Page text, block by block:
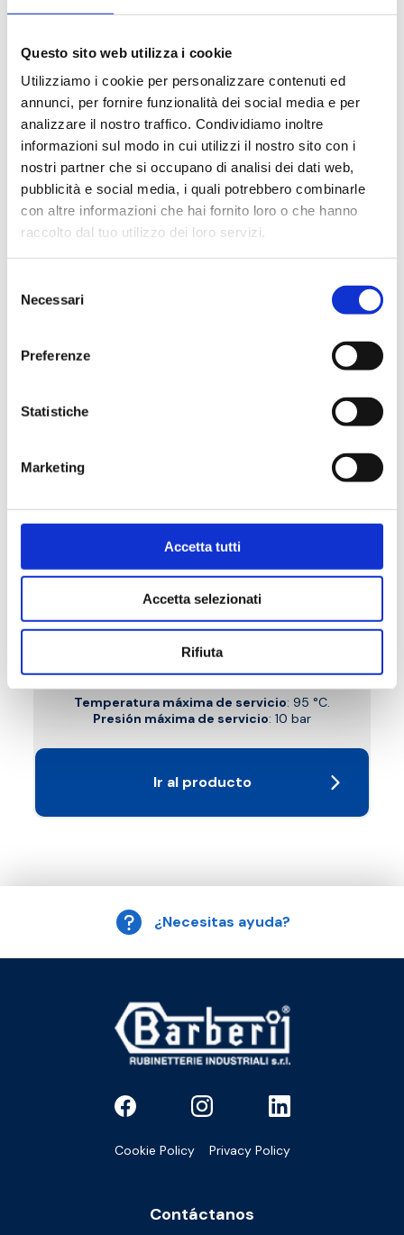
Questo sito web utilizza i cookie
Utilizziamo i cookie per personalizzare contenuti ed
annunci, per fornire funzionalità dei social media e per
analizzare il nostro traffico. Condividiamo inoltre
informazioni sul modo in cui utilizzi il nostro sito con i
nostri partner che si occupano di analisi dei dati web,
pubblicità e social media, i quali potrebbero combinarle
con altre informazioni che hai fornito loro o che hanno
raccolto dal tuo utilizzo dei loro servizi.
delNecessari
Preferenze
Statistiche
Marketing
Accetta tutti
Accetta selezionati
Rifiuta
Válvula termostatizable recta, conexión
cobre, plástico y multicapa, con tapón de
protección, conexión cabezal M30x1,5. Con
pre-regulación
Temperatura máxima de servicio
Presión máxima de servicio: 10 bar
Ir al producto
B7T
Detentor recto, conexión cobre, plástico y
multicapa. Perilla de latón
Temperatura máxima de servicio: 95 °C.
Presión máxima de servicio: 10 bar
Ir al producto
¿Necesitas ayuda?
Cookie Policy Privacy Policy
Contáctanos